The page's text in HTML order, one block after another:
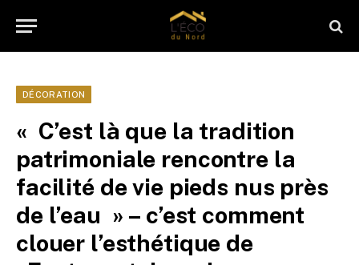
DÉCORATION
« C’est là que la tradition
patrimoniale rencontre la
facilité de vie pieds nus près
de l’eau » – c’est comment
clouer l’esthétique de